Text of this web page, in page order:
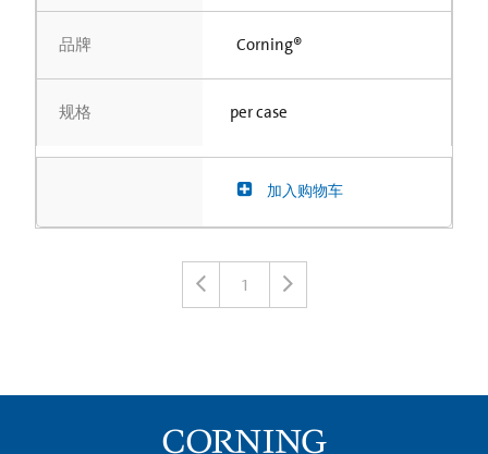
品牌 Corning®
规格 per case
加入购物车
1